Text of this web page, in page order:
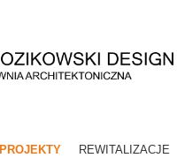
PROJEKTY REWITALIZACJE